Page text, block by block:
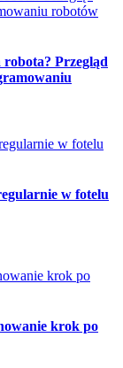
Przegląd
w fotelu
krok po